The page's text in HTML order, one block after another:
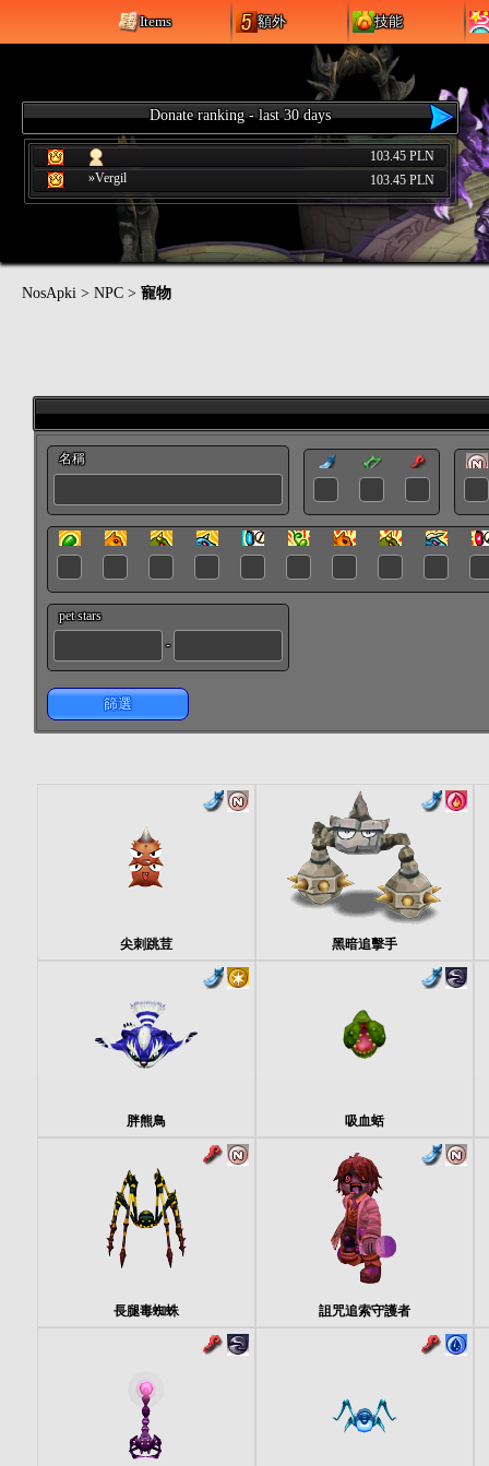
Items 額外 技能
Donate ranking - last 30 days
103.45 PLN
»Vergil
103.45 PLN
NosApki > NPC > 寵物
名稱
pet stars
-
篩選
尖刺跳荳 黑暗追擊手
胖熊鳥 吸血蛞
長腿毒蜘蛛 詛咒追索守護者